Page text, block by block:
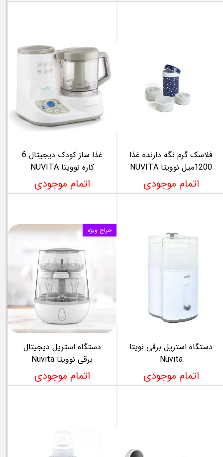
فلاسک گرم نگه دارنده غذا
1200میل نوویتا NUVITA
اتمام موجودی
غذا ساز کودک دیجیتال 6
کاره نوویتا NUVITA
اتمام موجودی
دستگاه استریل برقی نویتا
Nuvita
اتمام موجودی
دستگاه استریل دیجیتال
برقی نوویتا Nuvita
اتمام موجودی
حراج ویژه